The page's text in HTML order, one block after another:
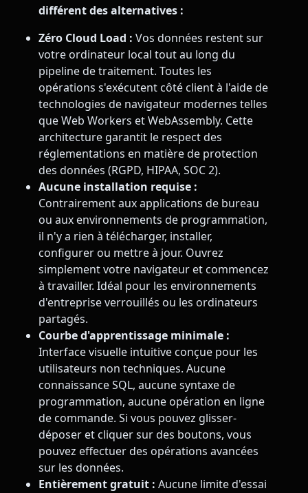
différent des alternatives :
Zéro Cloud Load : Vos données restent sur
votre ordinateur local tout au long du
pipeline de traitement. Toutes les
opérations s'exécutent côté client à l'aide de
technologies de navigateur modernes telles
que Web Workers et WebAssembly. Cette
architecture garantit le respect des
réglementations en matière de protection
des données (RGPD, HIPAA, SOC 2).
Aucune installation requise :
Contrairement aux applications de bureau
ou aux environnements de programmation,
il n'y a rien à télécharger, installer,
configurer ou mettre à jour. Ouvrez
simplement votre navigateur et commencez
à travailler. Idéal pour les environnements
d'entreprise verrouillés ou les ordinateurs
partagés.
Courbe d'apprentissage minimale :
Interface visuelle intuitive conçue pour les
utilisateurs non techniques. Aucune
connaissance SQL, aucune syntaxe de
programmation, aucune opération en ligne
de commande. Si vous pouvez glisser-
déposer et cliquer sur des boutons, vous
pouvez effectuer des opérations avancées
sur les données.
Entièrement gratuit : Aucune limite d'essai